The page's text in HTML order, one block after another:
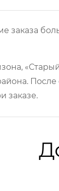
заказа
заказе.